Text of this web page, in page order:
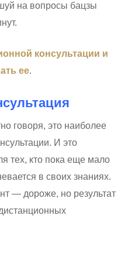
на вопросы бацзы
консультации и
ее.
говоря, это наиболее
И это
тех, кто пока еще мало
в своих знаниях.
— дороже, но результат